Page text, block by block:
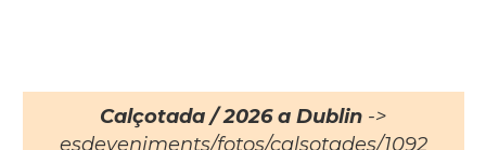
Calçotada / 2026 a Dublin ->
esdeveniments/fotos/calsotades/1092